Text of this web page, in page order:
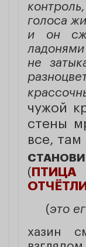
голоса
и он
не
чужой
стены
все, там
(
(это
хазин